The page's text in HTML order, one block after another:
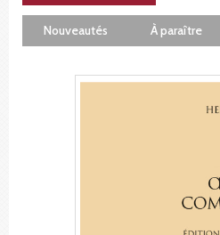
Nouveautés À paraître